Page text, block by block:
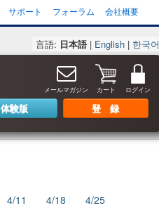
サポート フォーラム 会社概要
言語: 日本語| English | 한국어
体験版 登 録
ログイン
カート
メールマガジン
4/11 4/18
4/25